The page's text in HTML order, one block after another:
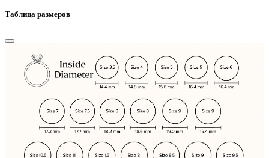
Таблица размеров